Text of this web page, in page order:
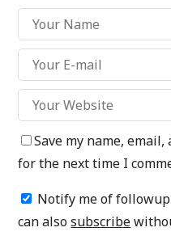
Save my name,
for the next time I
Notify me of
can alsosubscribe